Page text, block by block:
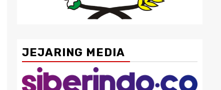
JEJARING MEDIA